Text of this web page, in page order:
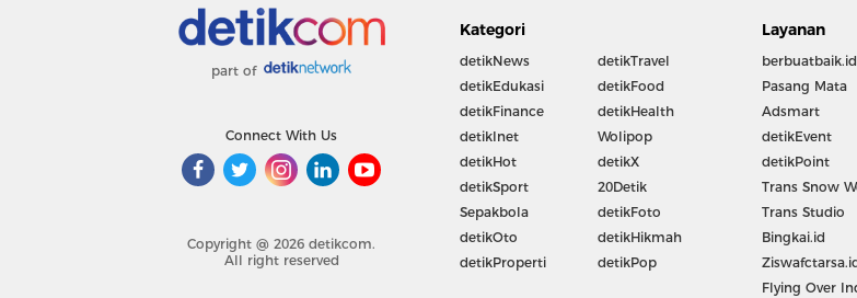
part of
Connect With Us
Copyright @ 2026 detikcom.
All right reserved
Kategori
detikNews
detikEdukasi
detikFinance
detikInet
detikHot
detikSport
Sepakbola
detikOto
detikProperti
detikTravel
detikFood
detikHealth
Wolipop
detikX
20Detik
detikFoto
detikHikmah
detikPop
Layanan
berbuatbaik.id
Pasang Mata
Adsmart
detikEvent
detikPoint
Trans Snow
Trans Studio
Bingkai.id
Flying Over